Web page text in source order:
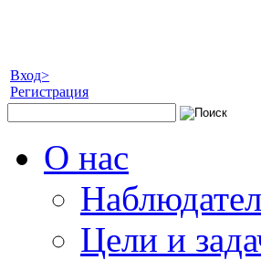
Вход>
Регистрация
О нас
Цели и